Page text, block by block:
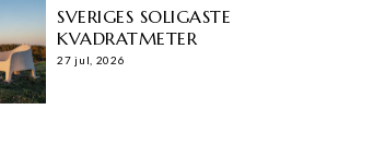
SVERIGES SOLIGASTE
KVADRATMETER
27 jul, 2026